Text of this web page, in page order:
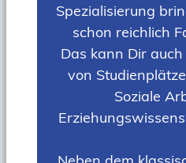
Spezialisierung
schon reichlich
Das kann Dir
von
Soziale